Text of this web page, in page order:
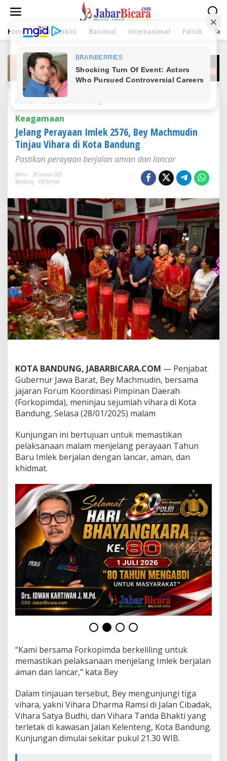
t
Home Jabar Terkini Nasional Internasional Politik
Home Daerah Bandung
e
a
n
g
P
e
a
n
I
m
l
e
k
2
5
7
6
,
B
e
y
c
h
m
u
d
i
i
n
j
V
h
a
r
a
d
K
o
a
B
n
d
u
g
Keagamaan
Jelang Perayaan Imlek 2576, Bey Machmudin
Tinjau Vihara di Kota Bandung
Pastikan perayaan berjalan aman dan lancar
Admin
29 Januari 2025
Bandung
618 Dilihat
KOTA BANDUNG, JABARBICARA.COM — Penjabat
Gubernur Jawa Barat, Bey Machmudin, bersama
jajaran Forum Koordinasi Pimpinan Daerah
(Forkopimda), meninjau sejumlah vihara di Kota
Bandung, Selasa (28/01/2025) malam
Kunjungan ini bertujuan untuk memastikan
pelaksanaan malam menjelang perayaan Tahun
Baru Imlek berjalan dengan lancar, aman, dan
khidmat.
“Kami bersama Forkopimda berkeliling untuk
memastikan pelaksanaan menjelang Imlek berjalan
aman dan lancar,” kata Bey
Dalam tinjauan tersebut, Bey mengunjungi tiga
vihara, yakni Vihara Dharma Ramsi di Jalan Cibadak,
Vihara Satya Budhi, dan Vihara Tanda Bhakti yang
terletak di kawasan Jalan Kelenteng, Kota Bandung.
Kunjungan dimulai sekitar pukul 21.30 WIB.